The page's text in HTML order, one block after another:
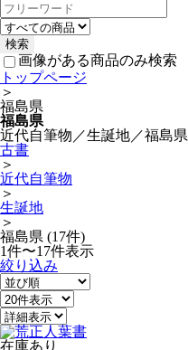
画像がある商品のみ検索
トップページ
＞
福島県
福島県
近代自筆物／生誕地／福島県
古書
＞
近代自筆物
＞
生誕地
＞
福島県 (17件)
1件〜17件表示
絞り込み
在庫あり